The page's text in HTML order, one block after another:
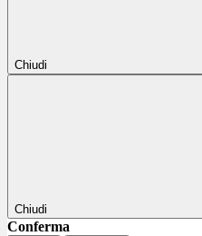
Chiudi
Chiudi
Conferma